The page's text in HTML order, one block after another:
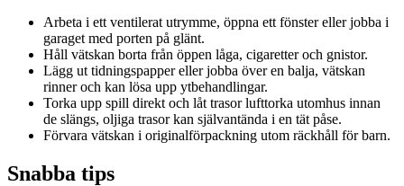
Arbeta i ett ventilerat utrymme, öppna ett fönster eller jobba i
garaget med porten på glänt.
Håll vätskan borta från öppen låga, cigaretter och gnistor.
Lägg ut tidningspapper eller jobba över en balja, vätskan
rinner och kan lösa upp ytbehandlingar.
Torka upp spill direkt och låt trasor lufttorka utomhus innan
de slängs, oljiga trasor kan självantända i en tät påse.
Förvara vätskan i originalförpackning utom räckhåll för barn.
Snabba tips